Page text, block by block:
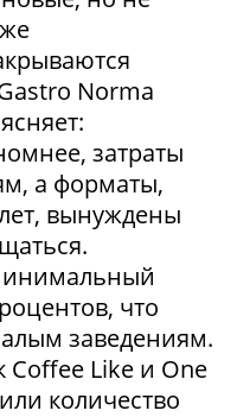
Norma
затраты
а форматы,
вынуждены
что
заведениям.
Coffee Like и One
количество